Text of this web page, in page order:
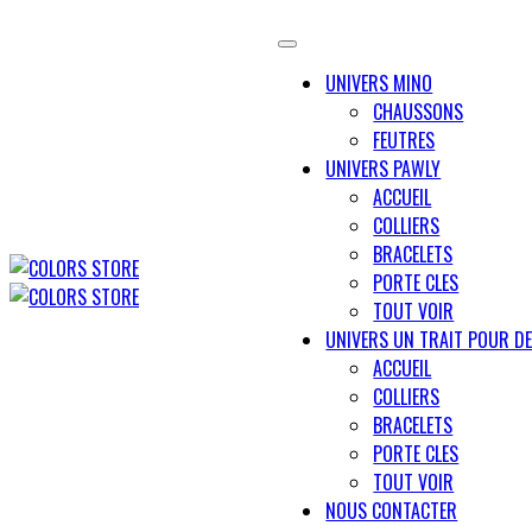
UNIVERS MINO
CHAUSSONS
FEUTRES
UNIVERS PAWLY
ACCUEIL
COLLIERS
BRACELETS
PORTE CLES
TOUT VOIR
UNIVERS UN TRAIT POUR
ACCUEIL
COLLIERS
BRACELETS
PORTE CLES
TOUT VOIR
NOUS CONTACTER